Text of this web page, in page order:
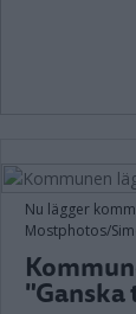
Nu lägger
Mostphotos/